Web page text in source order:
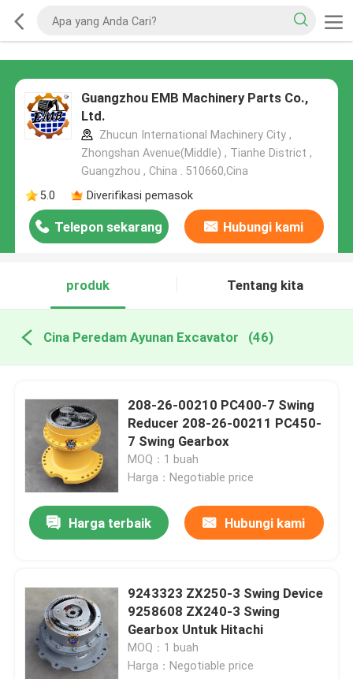
Guangzhou EMB Machinery Parts Co.,
Ltd.
Zhucun International Machinery City ,
Zhongshan Avenue(Middle) , Tianhe District ,
Guangzhou , China . 510660,Cina
5.0
Diverifikasi pemasok
Telepon sekarang Hubungi kami
produk Tentang kita
Cina Peredam Ayunan Excavator (46)
208-26-00210 PC400-7 Swing
Reducer 208-26-00211 PC450-
7 Swing Gearbox
MOQ：1 buah
Harga：Negotiable price
Harga terbaik Hubungi kami
9243323 ZX250-3 Swing Device
9258608 ZX240-3 Swing
Gearbox Untuk Hitachi
MOQ：1 buah
Harga：Negotiable price